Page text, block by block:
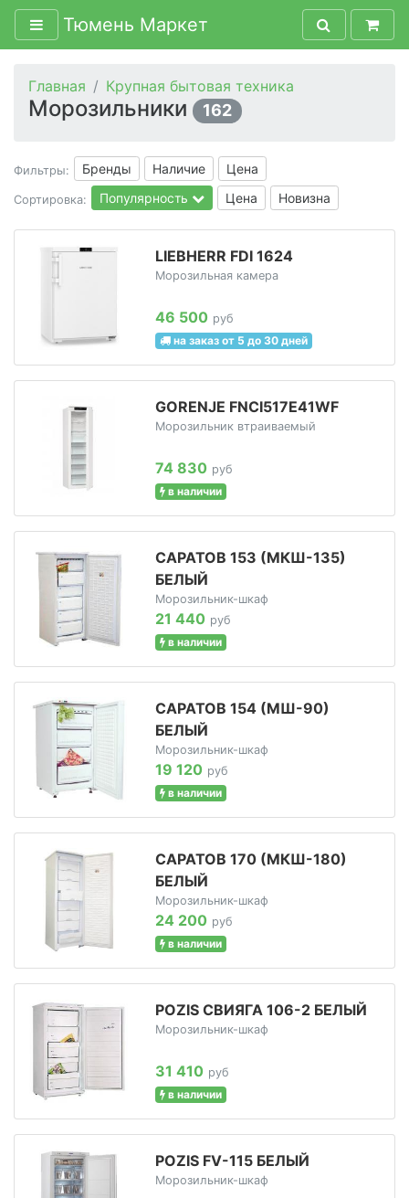
Тюмень Маркет
Главная Крупная бытовая техника
Морозильники 162
Фильтры: Бренды Наличие Цена
Сортировка: Популярность Цена Новизна
LIEBHERR FDI 1624
Морозильная камера
46 500 руб
на заказ от 5 до 30 дней
GORENJE FNCI517E41WF
Морозильник втраиваемый
74 830 руб
в наличии
САРАТОВ 153 (МКШ-135)
БЕЛЫЙ
Морозильник-шкаф
21 440 руб
в наличии
САРАТОВ 154 (МШ-90)
БЕЛЫЙ
Морозильник-шкаф
19 120 руб
в наличии
САРАТОВ 170 (МКШ-180)
БЕЛЫЙ
Морозильник-шкаф
24 200 руб
в наличии
POZIS СВИЯГА 106-2 БЕЛЫЙ
Морозильник-шкаф
31 410 руб
в наличии
POZIS FV-115 БЕЛЫЙ
Морозильник-шкаф